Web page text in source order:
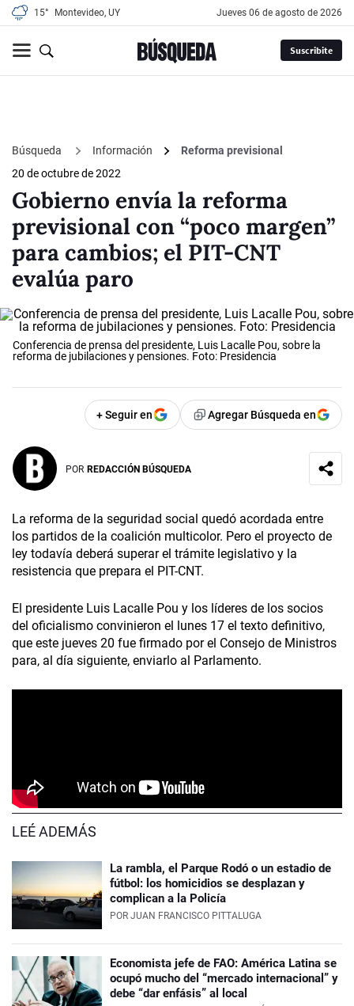
15° Montevideo, UY jueves 06 de agosto de 2026
Suscribite
Búsqueda Información
Reforma previsional
20 de octubre de 2022
Gobierno envía la reforma
previsional con “poco margen”
para cambios; el PIT-CNT
evalúa paro
Conferencia de prensa del presidente, Luis Lacalle Pou, sobre la
reforma de jubilaciones y pensiones. Foto: Presidencia
+ Seguir en Agregar Búsqueda en
POR REDACCIÓN BÚSQUEDA
La reforma de la seguridad social quedó acordada entre
los partidos de la coalición multicolor. Pero el proyecto de
ley todavía deberá superar el trámite legislativo y la
resistencia que prepara el PIT-CNT.
El presidente Luis Lacalle Pou y los líderes de los socios
del oficialismo convinieron el lunes 17 el texto definitivo,
que este jueves 20 fue firmado por el Consejo de Ministros
para, al día siguiente, enviarlo al Parlamento.
LEÉ ADEMÁS
La rambla, el Parque Rodó o un estadio de
fútbol: los homicidios se desplazan y
complican a la Policía
POR JUAN FRANCISCO PITTALUGA
Economista jefe de FAO: América Latina se
ocupó mucho del “mercado internacional” y
debe “dar enfásis” al local